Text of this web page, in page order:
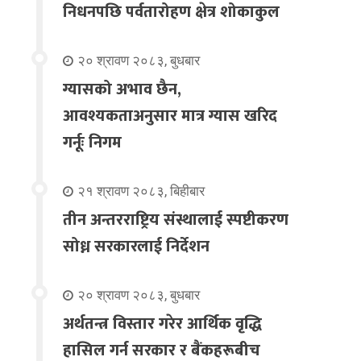
निधनपछि पर्वतारोहण क्षेत्र शोकाकुल
२० श्रावण २०८३, बुधबार
ग्यासको अभाव छैन,
आवश्यकताअनुसार मात्र ग्यास खरिद
गर्नूः निगम
२१ श्रावण २०८३, बिहीबार
तीन अन्तरराष्ट्रिय संस्थालाई स्पष्टीकरण
सोध्न सरकारलाई निर्देशन
२० श्रावण २०८३, बुधबार
अर्थतन्त्र विस्तार गरेर आर्थिक वृद्धि
हासिल गर्न सरकार र बैंकहरूबीच